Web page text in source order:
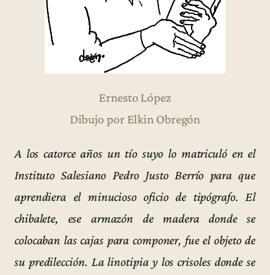
Ernesto López
Dibujo por Elkin Obregón
A los catorce años un tío suyo lo matriculó en el
Instituto Salesiano Pedro Justo Berrío para que
aprendiera el minucioso oficio de tipógrafo. El
chibalete, ese armazón de madera donde se
colocaban las cajas para componer, fue el objeto de
su predilección. La linotipia y los crisoles donde se